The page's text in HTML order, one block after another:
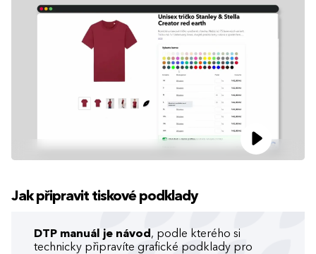
Jak připravit tiskové podklady
DTP manuál je návod , podle kterého si
technicky připravíte grafické podklady pro